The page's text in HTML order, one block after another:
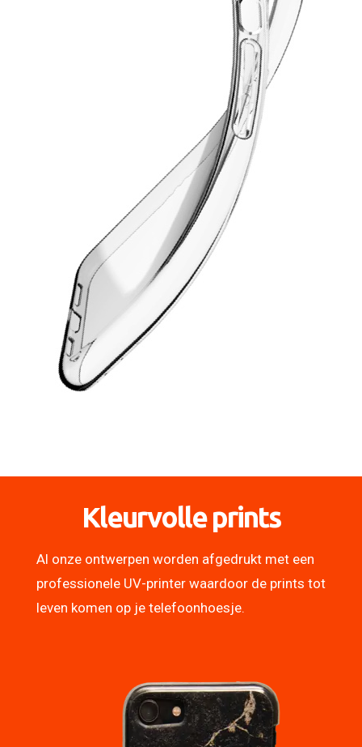
Kleurvolle prints
Al onze ontwerpen worden afgedrukt met een
professionele UV-printer waardoor de prints tot
leven komen op je telefoonhoesje.